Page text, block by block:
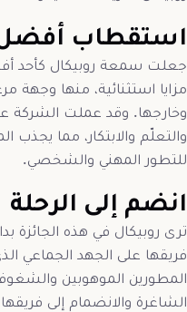
استقطاب أفضل
جعلت سمعة روبيكال كأحد
مزايا استثنائية، منها
وخارجها. وقد عملت الشركة
والتعلّم والابتكار، مما
للتطور المهني والشخصي.
انضم إلى الرحلة
ترى روبيكال في هذه الجائزة
فريقها على الجهد الجماعي
المطورين الموهوبين
الشاغرة والانضمام إلى